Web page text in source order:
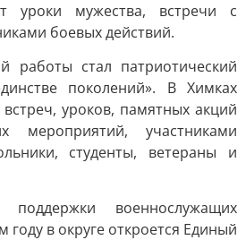
уроки мужества, встречи с
боевых действий.
работы стал патриотический
поколений». В Химках
уроков, памятных акций
мероприятий, участниками
студенты, ветераны и
поддержки военнослужащих
году в округе откроется Единый